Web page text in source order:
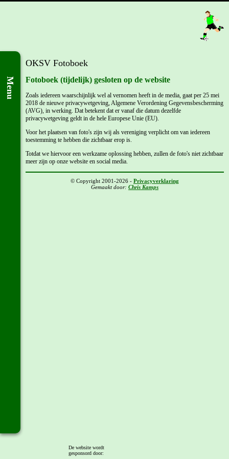
Menu
OKSV Fotoboek
Fotoboek (tijdelijk) gesloten op de website
Zoals iedereen waarschijnlijk wel al vernomen heeft in de media, gaat per 25 mei
2018 de nieuwe privacywetgeving, Algemene Verordening Gegevensbescherming
(AVG), in werking. Dat betekent dat er vanaf die datum dezelfde
privacywetgeving geldt in de hele Europese Unie (EU).
Voor het plaatsen van foto's zijn wij als vereniging verplicht om van iedereen
toestemming te hebben die zichtbaar erop is.
Totdat we hiervoor een werkzame oplossing hebben, zullen de foto's niet zichtbaar
meer zijn op onze website en social media.
© Copyright 2001-2026 - Privacyverklaring
Gemaakt door: Chris Kamps
De website wordt
gesponsord door: